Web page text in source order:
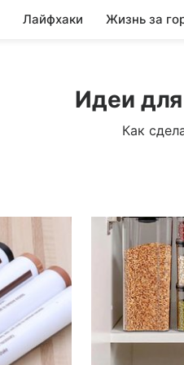
Лайфхаки Жизнь за
Идеи
Как